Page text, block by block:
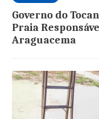
Governo do
Praia
Araguacema